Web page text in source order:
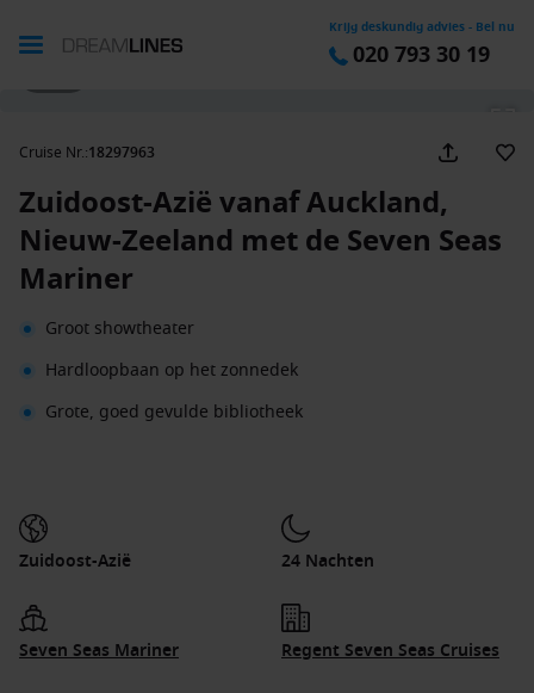
Krijg deskundig advies - Bel nu
020 793 30 19
Cruise Nr.:18297963
Zuidoost-Azië vanaf Auckland,
Nieuw-Zeeland met de Seven Seas
Mariner
Groot showtheater
Hardloopbaan op het zonnedek
Grote, goed gevulde bibliotheek
Zuidoost-Azië 24 Nachten
Seven Seas Mariner Regent Seven Seas Cruises